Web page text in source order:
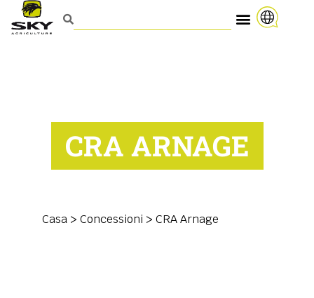
CRA ARNAGE
Casa > Concessioni > CRA Arnage